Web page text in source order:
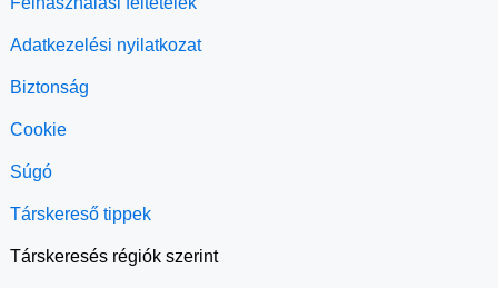
Adatkezelési nyilatkozat
Biztonság
Cookie
Súgó
Társkereső tippek
Társkeresés régiók szerint